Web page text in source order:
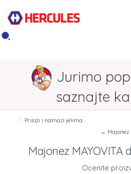
Jurimo
saznajte
Prilozi i namazi jelima
← Majonez
Majonez MAYOVITA
Ocenite